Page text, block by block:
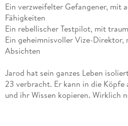
Ein verzweifelter Gefangener, mit
Fähigkeiten
Ein rebellischer Testpilot, mit
Ein geheimnisvoller Vize-
Absichten
Jarod hat sein ganzes Leben
23 verbracht. Er kann in die Köpfe
und ihr Wissen kopieren. Wirklich